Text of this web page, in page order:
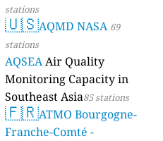
stations
🇺🇸AQMD NASA 69
stations
AQSEAAir Quality
Monitoring Capacity in
Southeast Asia85 stations
🇫🇷ATMO Bourgogne-
Franche-Comté -